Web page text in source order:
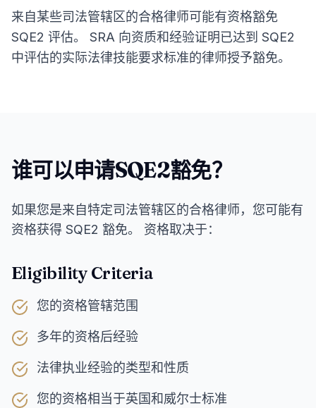
来自某些司法管辖区的合格律师可能有资格豁免
SQE2 评估。 SRA 向资质和经验证明已达到 SQE2
中评估的实际法律技能要求标准的律师授予豁免。
谁可以申请SQE2豁免？
如果您是来自特定司法管辖区的合格律师，您可能有
资格获得 SQE2 豁免。 资格取决于：
Eligibility Criteria
您的资格管辖范围
多年的资格后经验
法律执业经验的类型和性质
您的资格相当于英国和威尔士标准